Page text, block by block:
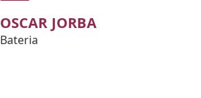
OSCAR JORBA
Bateria